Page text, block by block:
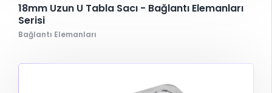
18mm Uzun U Tabla Sacı - Bağlantı Elemanları
Serisi
Bağlantı Elemanları